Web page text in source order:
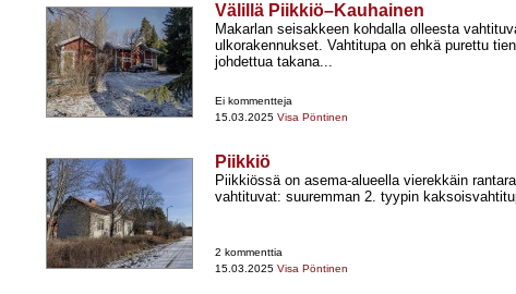
Välillä Piikkiö–Kauhainen
Makarlan seisakkeen kohdalla olleesta
ulkorakennukset. Vahtitupa on ehkä purettu
johdettua takana...
Ei kommentteja
15.03.2025 Visa Pöntinen
Piikkiö
Piikkiössä on asema-​alueella vierekkäin
vahtituvat: suuremman 2. tyypin
2 kommenttia
15.03.2025 Visa Pöntinen